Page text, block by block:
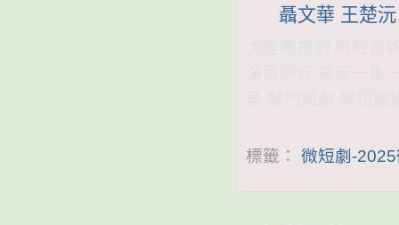
聶文華 王楚沅
標籤： 微短劇-